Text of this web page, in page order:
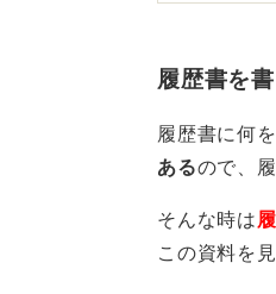
かしな
心の注
内して
すでに
接対策
履歴書を
履歴書に何
あるので、
そんな時は
この資料を